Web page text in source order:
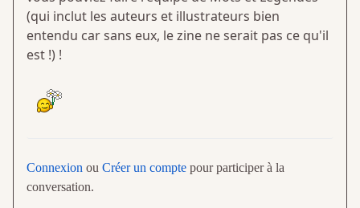
(qui inclut les auteurs et illustrateurs bien
entendu car sans eux, le zine ne serait pas ce qu'il
est !) !
Connexion ou Créer un compte pour participer à la
conversation.